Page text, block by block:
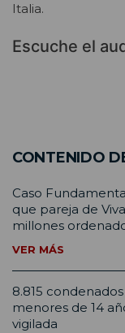
Italia.
Escuche el
CONTENIDO
Caso
que pareja de
millones
VER MÁS
8.815
menores de 14
vigilada